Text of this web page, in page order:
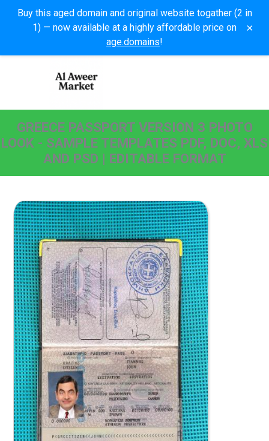
Buy this aged domain and original website togather (2 in
1) — now available at a highly affordable price on
age.domains!
×
GREECE PASSPORT VERSION 3 PHOTO
LOOK - SAMPLE TEMPLATES PDF, DOC, XLS
AND PSD | EDITABLE FORMAT